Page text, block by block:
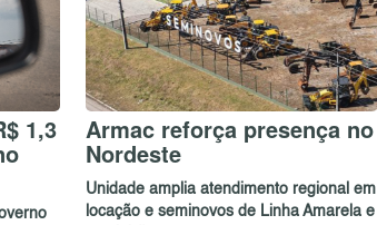
1,3 Armac reforça presença no
Nordeste
Unidade amplia atendimento regional em
locação e seminovos de Linha Amarela e